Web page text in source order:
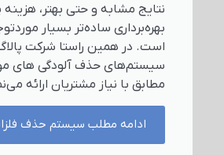
نتایج مشابه و حتی بهتر، هزینه
بهره‌برداری ساده‌تر بسیار موردتوجه
است. در همین راستا شرکت پالاگستر
سیستم‌های حذف آلودگی های موردی
مطابق با نیاز مشتریان ارائه می‌نماید
ادامه مطلب سیستم حذف فلزات